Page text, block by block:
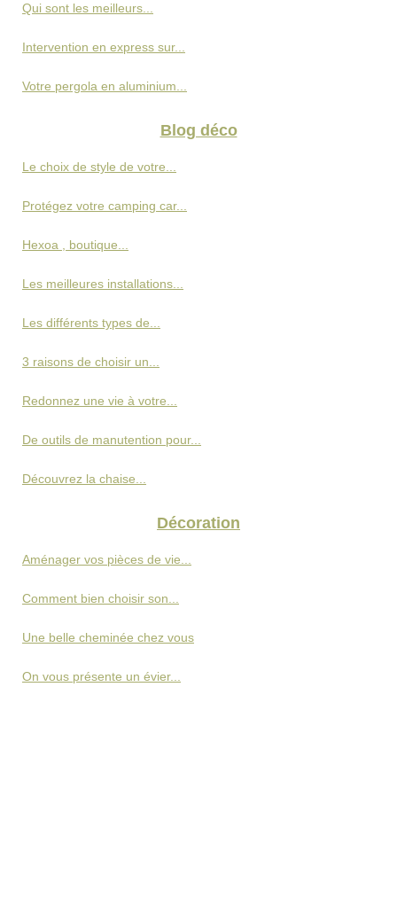
Qui sont les meilleurs...
Intervention en express sur...
Votre pergola en aluminium...
Blog déco
Le choix de style de votre...
Protégez votre camping car...
Hexoa , boutique...
Les meilleures installations...
Les différents types de...
3 raisons de choisir un...
Redonnez une vie à votre...
De outils de manutention pour...
Découvrez la chaise...
Décoration
Aménager vos pièces de vie...
Comment bien choisir son...
Une belle cheminée chez vous
On vous présente un évier...